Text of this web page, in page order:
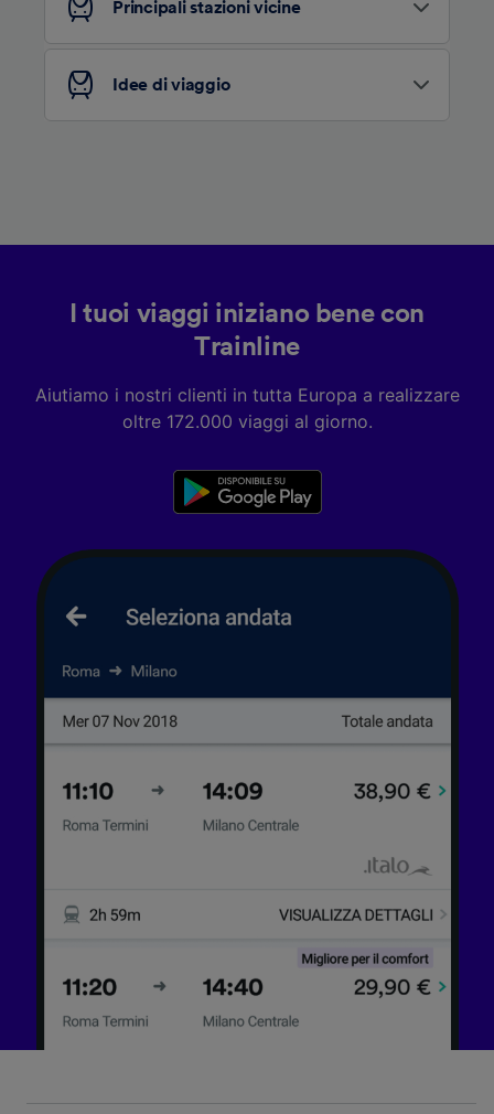
Principali stazioni vicine
Idee di viaggio
I tuoi viaggi iniziano bene con
Trainline
Aiutiamo i nostri clienti in tutta Europa a realizzare
oltre 172.000 viaggi al giorno.
Elenco dei partner (fornitori)